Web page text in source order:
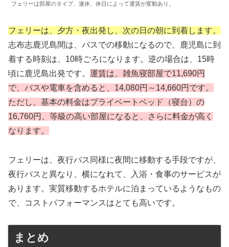
フェリーは部屋のタイプ、連休、休日によって運賃が変動あり。
フェリーは、夕方・夜出発し、次の日の朝に到着します。
志布志鹿児島間は、バスでの移動になるので、鹿児島に到
着する時刻は、10時ごろになります。逆の場合は、15時
頃に鹿児島出発です。 運賃は、雑魚寝部屋で11,690円
で、バスや電車を含めると、14,080円～14,660円です。
ただし、基本の料金はプライベートベッド（寝台）の
16,760円、等級の高い部屋になると、さらに料金が高く
なります。
フェリーは、夜行バス同様に夜間に移動する手段ですが、
夜行バスと異なり、横になれて、入浴・食事のサービスが
あります。実質移動するホテルに泊まっているようなもの
で、コストパフォーマンスはとても高いです。
まとめ